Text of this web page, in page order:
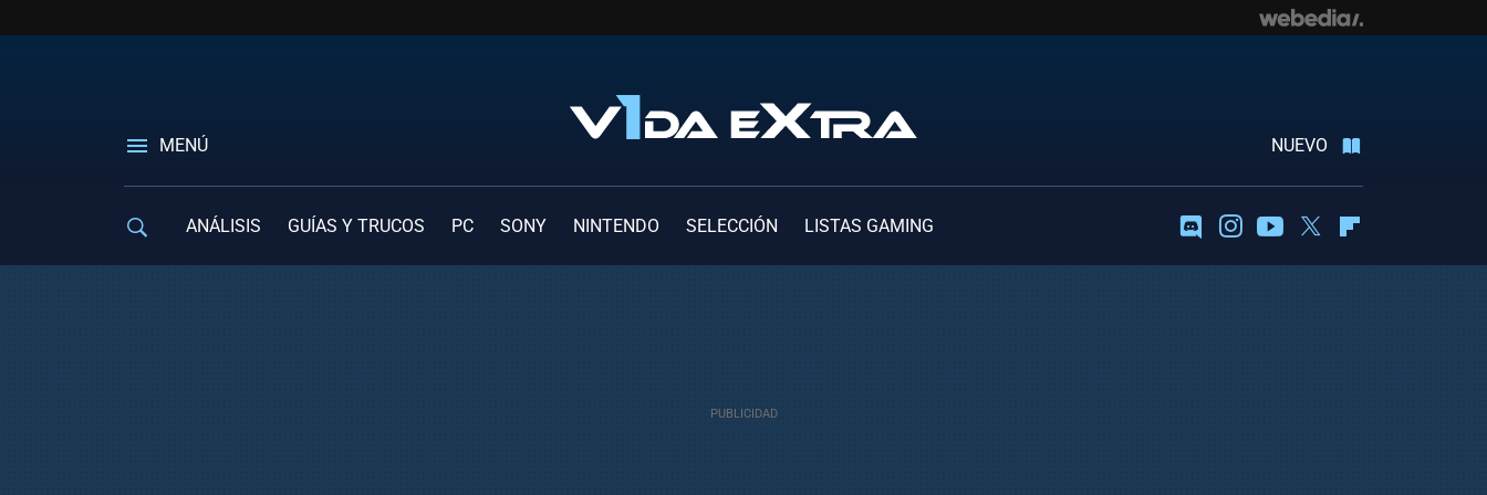
MENÚ NUEVO
ANÁLISIS GUÍAS Y TRUCOS PC SONY NINTENDO SELECCIÓN LISTAS GAMING DiscordInstagramYoutubeTwitter